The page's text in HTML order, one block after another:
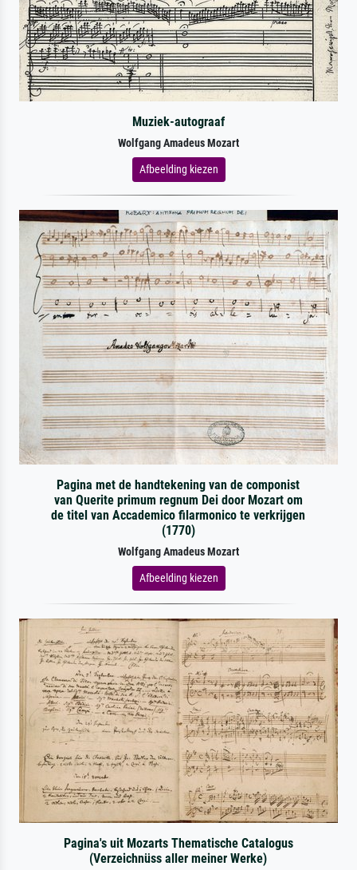
Muziek-autograaf
Wolfgang Amadeus Mozart
Afbeelding kiezen
Pagina met de handtekening van de componist
van Querite primum regnum Dei door Mozart om
de titel van Accademico filarmonico te verkrijgen
(1770)
Wolfgang Amadeus Mozart
Afbeelding kiezen
Pagina's uit Mozarts Thematische Catalogus
(Verzeichnüss aller meiner Werke)